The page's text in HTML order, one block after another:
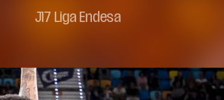
J17 Liga Endesa